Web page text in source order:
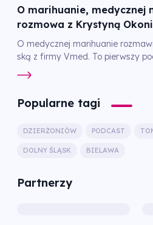
O marihuanie, medycznej
rozmowa z Krystyną
O medycznej marihuanie
ską z firmy Vmed. To pierwszy
Popularne tagi
DZIERŻONIÓW PODCAST
DOLNY ŚLĄSK BIELAWA
Partnerzy